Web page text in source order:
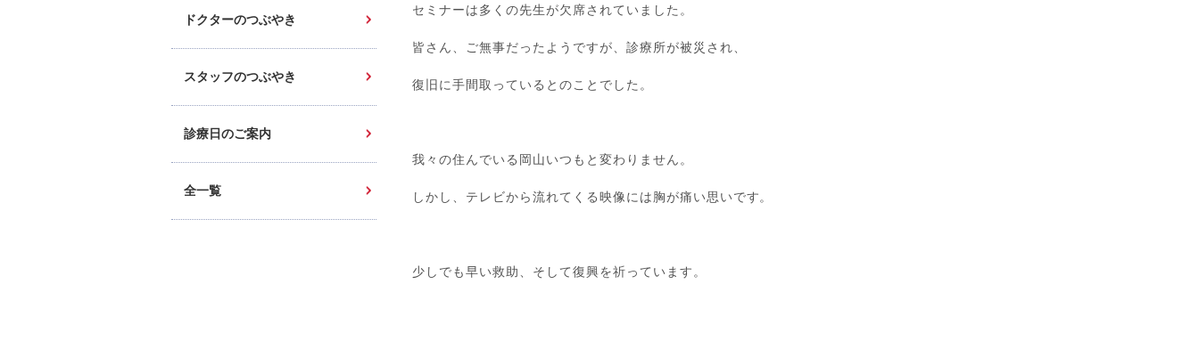
セミナーは多くの先生が欠席されていました。
皆さん、ご無事だったようですが、診療所が被災され、
復旧に手間取っているとのことでした。
我々の住んでいる岡山いつもと変わりません。
しかし、テレビから流れてくる映像には胸が痛い思いです。
少しでも早い救助、そして復興を祈っています。
ドクターのつぶやき
スタッフのつぶやき
診療日のご案内
全一覧